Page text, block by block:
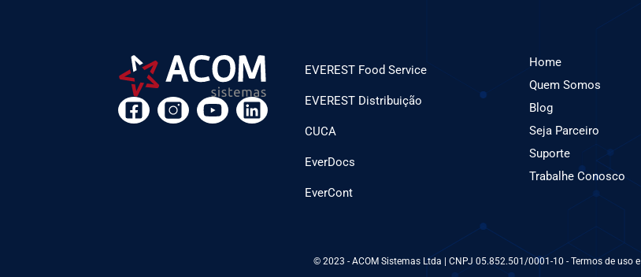
EVEREST Food Service
EVEREST Distribuição
CUCA
EverDocs
EverCont
Home
Quem Somos
Blog
Seja Parceiro
Suporte
Trabalhe Conosco
© 2023 - ACOM Sistemas Ltda | CNPJ 05.852.501/0001-10 - Termos de uso